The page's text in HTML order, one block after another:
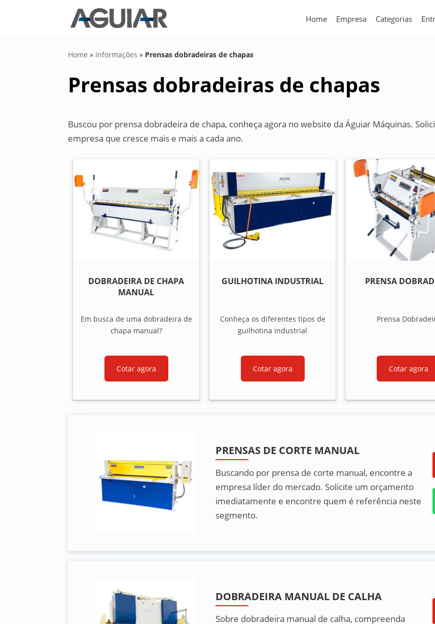
Home Empresa Categorias
Home » Informações » Prensas dobradeiras de chapas
Prensas dobradeiras de chapas
Buscou por prensa dobradeira de chapa, conheça agora no website da Águiar Máquinas.
empresa que cresce mais e mais a cada ano.
DOBRADEIRA DE CHAPA
MANUAL
Em busca de uma dobradeira de
chapa manual?
Cotar agora
GUILHOTINA INDUSTRIAL
Conheça os diferentes tipos de
guilhotina industrial
Cotar agora
PRENSA
Prensa
Cotar agora
PRENSAS DE CORTE MANUAL
Buscando por prensa de corte manual, encontre a
empresa líder do mercado. Solicite um orçamento
imediatamente e encontre quem é referência neste
segmento.
DOBRADEIRA MANUAL DE CALHA
Sobre dobradeira manual de calha, compreenda